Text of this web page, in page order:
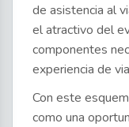
de asistencia al
el atractivo del
componentes
experiencia de
Con este
como una